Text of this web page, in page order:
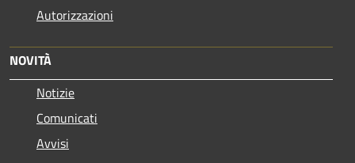
Autorizzazioni
NOVITÀ
Notizie
Comunicati
Avvisi